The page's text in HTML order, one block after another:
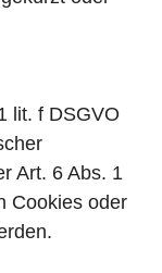
lit. f DSGVO
Art. 6 Abs. 1
Cookies oder